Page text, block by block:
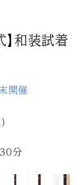
】和装試着
開催
分